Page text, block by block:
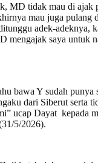
MD tidak mau di ajak
mau juga pulang
adek-adeknya,
mengajak saya untuk
bawa Y sudah punya
dari Siberut serta
ucap Dayat kepada
5/2026).